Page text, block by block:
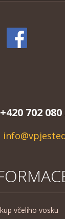
+420 702 080
včelího vosku